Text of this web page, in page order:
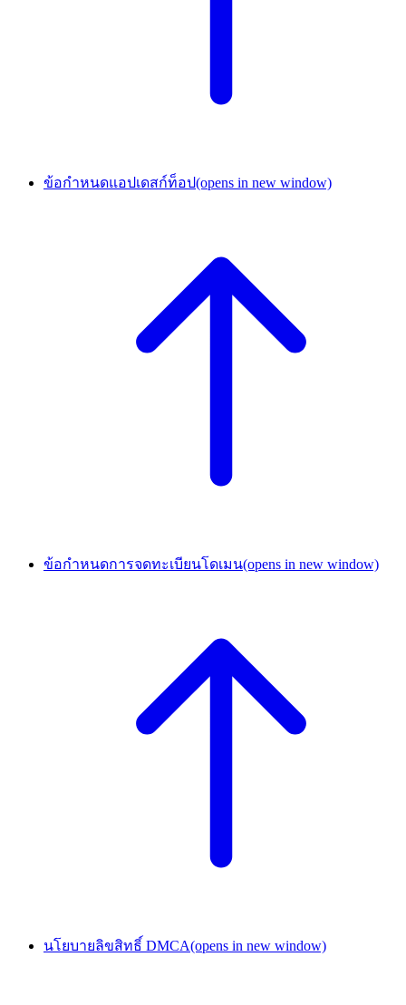
ข้อกำหนดแอปเดสก์ท็อป(opens in new window)
ข้อกำหนดการจดทะเบียนโดเมน(opens in new window)
นโยบายลิขสิทธิ์ DMCA(opens in new window)